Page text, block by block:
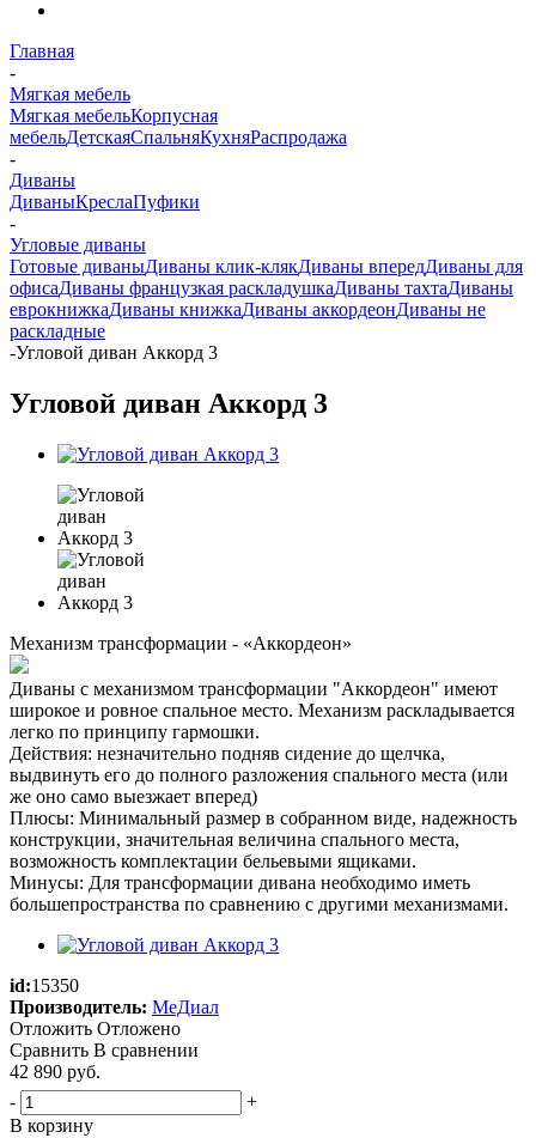
Главная
-
Мягкая мебель
Мягкая мебельКорпусная
мебельДетскаяСпальняКухняРаспродажа
-
Диваны
ДиваныКреслаПуфики
-
Угловые диваны
Готовые диваныДиваны клик-клякДиваны впередДиваны для
офисаДиваны французкая раскладушкаДиваны тахтаДиваны
еврокнижкаДиваны книжкаДиваны аккордеонДиваны не
раскладные
-Угловой диван Аккорд 3
Угловой диван Аккорд 3
Механизм трансформации - «Аккордеон»
Диваны с механизмом трансформации "Аккордеон" имеют
широкое и ровное спальное место. Механизм раскладывается
легко по принципу гармошки.
Действия: незначительно подняв сидение до щелчка,
выдвинуть его до полного разложения спального места (или
же оно само выезжает вперед)
Плюсы: Минимальный размер в собранном виде, надежность
конструкции, значительная величина спального места,
возможность комплектации бельевыми ящиками.
Минусы: Для трансформации дивана необходимо иметь
большепространства по сравнению с другими механизмами.
id:15350
Производитель: МеДиал
Отложить Отложено
Сравнить В сравнении
42 890 руб.
-
+
В корзину